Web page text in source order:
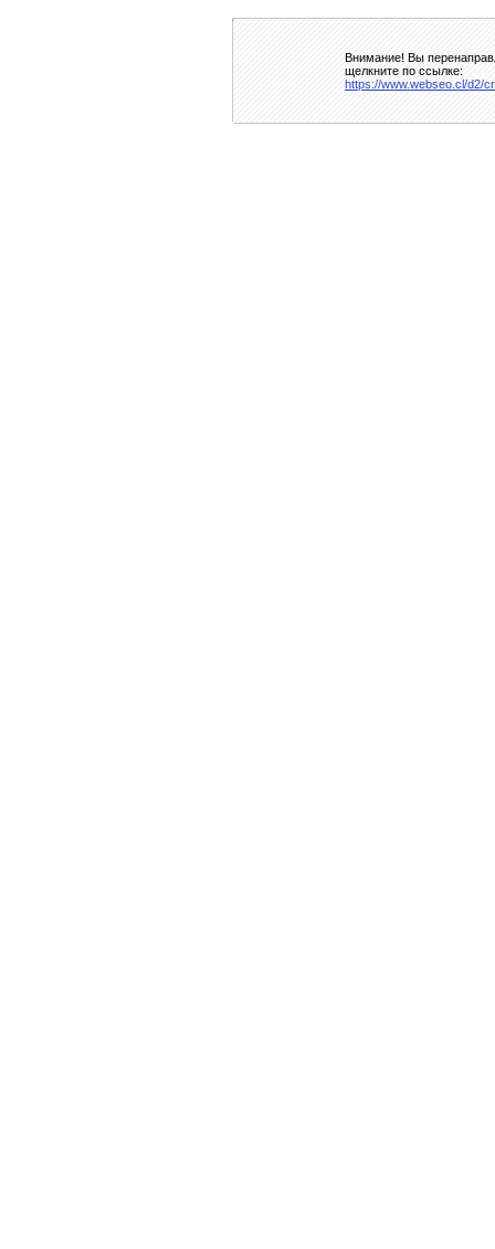
Внимание! Вы
щелкните по ссылке:
https://www.webseo.cl/d2/